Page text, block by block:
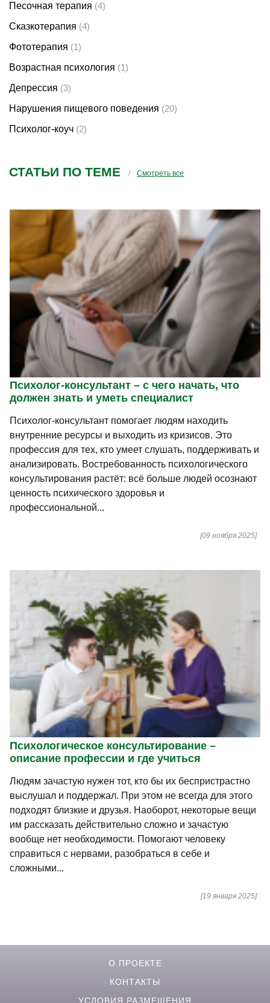
Песочная терапия (4)
Сказкотерапия (4)
Фототерапия (1)
Возрастная психология (1)
Депрессия (3)
Нарушения пищевого поведения (20)
Психолог-коуч (2)
СТАТЬИ ПО ТЕМЕ Смотреть все
Психолог-консультант – с чего начать, что
должен знать и уметь специалист
Психолог-консультант помогает людям находить
внутренние ресурсы и выходить из кризисов. Это
профессия для тех, кто умеет слушать, поддерживать и
анализировать. Востребованность психологического
консультирования растёт: всё больше людей осознают
ценность психического здоровья и
профессиональной...
[09 ноября 2025]
Психологическое консультирование –
описание профессии и где учиться
Людям зачастую нужен тот, кто бы их беспристрастно
выслушал и поддержал. При этом не всегда для этого
подходят близкие и друзья. Наоборот, некоторые вещи
им рассказать действительно сложно и зачастую
вообще нет необходимости. Помогают человеку
справиться с нервами, разобраться в себе и
сложными...
[19 января 2025]
О ПРОЕКТЕ
КОНТАКТЫ
УСЛОВИЯ РАЗМЕЩЕНИЯ